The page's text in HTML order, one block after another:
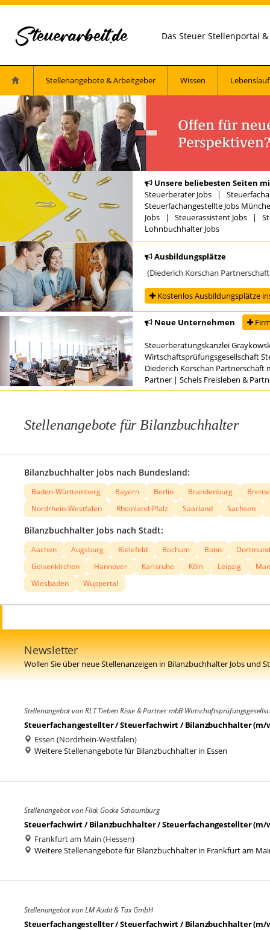
Das Steuer Stellenportal
Stellenangebote & Arbeitgeber Wissen Lebenslauf
Unsere beliebesten Seiten
Steuerberater Jobs |
Steuerfachangestellte Jobs
Jobs | Steuerassistent Jobs |
Lohnbuchhalter Jobs
Ausbildungsplätze
zur/zum Steuerfachangestellten (Diederich Korschan Partnerschaft
Kostenlos Ausbildungsplätze
Neue Unternehmen
Steuerberatungskanzlei
Wirtschaftsprüfungsgesellschaft
Diederich Korschan Partnerschaft
Partner | Schels Freisleben &
Stellenangebote für Bilanzbuchhalter
Bilanzbuchhalter Jobs nach Bundesland:
Baden-Württemberg Bayern Berlin Brandenburg
Nordrhein-Westfalen
Rheinland-Pfalz Saarland Sachsen
Bilanzbuchhalter Jobs nach Stadt:
Aachen Augsburg Bielefeld Bochum Bonn
Dortmund
Gelsenkirchen
Hannover Karlsruhe Köln Leipzig
Wiesbaden
Wuppertal
Newsletter
Wollen Sie über neue Stellenanzeigen in Bilanzbuchhalter Jobs und
Stellenangebot von RLT Tieben Risse & Partner mbB
Steuerfachangestellter / Steuerfachwirt / Bilanzbuchhalter (m/
Essen (Nordrhein-Westfalen)
Weitere Stellenangebote für Bilanzbuchhalter in Essen
Stellenangebot von Flick Gocke Schaumburg
Steuerfachwirt / Bilanzbuchhalter / Steuerfachangestellter (m/
Frankfurt am Main (Hessen)
Weitere Stellenangebote für Bilanzbuchhalter in Frankfurt am
Stellenangebot von LM Audit & Tax GmbH
Steuerfachangestellter / Steuerfachwirt / Bilanzbuchhalter (m/